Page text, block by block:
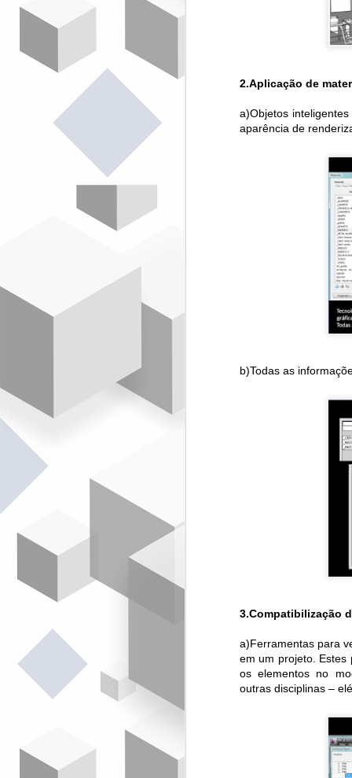
2.Aplicação de
a)Objetos
aparência de
b)Todas as
3.Compatibilização
a)Ferramentas para
em um projeto. Estes
os elementos no
outras disciplinas –
A
-